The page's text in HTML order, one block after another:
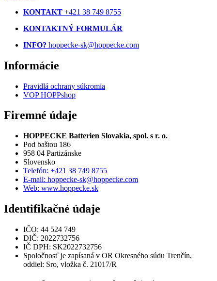
KONTAKT +421 38 749 8755
KONTAKTNÝ FORMULÁR
INFO? hoppecke-sk@hoppecke.com
Informácie
Pravidlá ochrany súkromia
VOP HOPPshop
Firemné údaje
HOPPECKE Batterien Slovakia, spol. s r. o.
Pod baštou 186
958 04 Partizánske
Slovensko
Telefón: +421 38 749 8755
E-mail: hoppecke-sk@hoppecke.com
Web: www.hoppecke.sk
Identifikačné údaje
IČO: 44 524 749
DIČ: 2022732756
IČ DPH: SK2022732756
Spoločnosť je zapísaná v OR Okresného súdu Trenčín,
oddiel: Sro, vložka č. 21017/R